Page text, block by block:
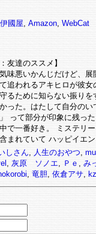
國屋, Amazon, WebCat
友達のススメ】
味悪いかんじだけど、
追われるアキヒロが彼
るために知らない振り
った。はたして自分の
って部分が印象に残った
で一番好き。 ミステリ
まれていて ハッピイエ
しさん, 人生のおやつ,
, 灰原 ソノエ, Ｐｅ , み
, 竜胆, 依倉アサ,